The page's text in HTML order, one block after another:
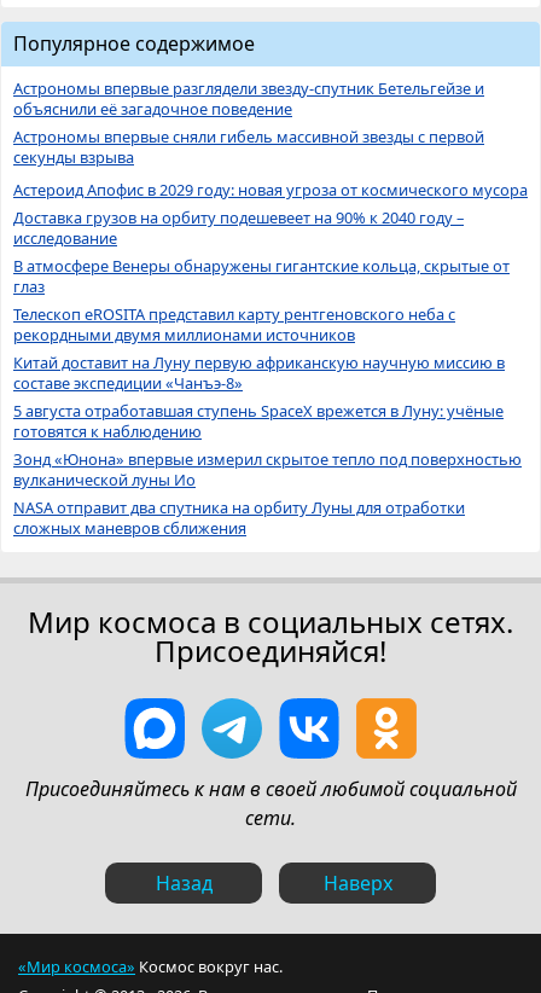
Популярное содержимое
Астрономы впервые разглядели звезду-спутник Бетельгейзе и
объяснили её загадочное поведение
Астрономы впервые сняли гибель массивной звезды с первой
секунды взрыва
Астероид Апофис в 2029 году: новая угроза от космического мусора
Доставка грузов на орбиту подешевеет на 90% к 2040 году –
исследование
В атмосфере Венеры обнаружены гигантские кольца, скрытые от
глаз
Телескоп eROSITA представил карту рентгеновского неба с
рекордными двумя миллионами источников
Китай доставит на Луну первую африканскую научную миссию в
составе экспедиции «Чанъэ-8»
5 августа отработавшая ступень SpaceX врежется в Луну: учёные
готовятся к наблюдению
Зонд «Юнона» впервые измерил скрытое тепло под поверхностью
вулканической луны Ио
NASA отправит два спутника на орбиту Луны для отработки
сложных маневров сближения
Мир космоса в социальных сетях.
Присоединяйся!
Присоединяйтесь к нам в своей любимой социальной
сети.
Назад Наверх
«Мир космоса» Космос вокруг нас.